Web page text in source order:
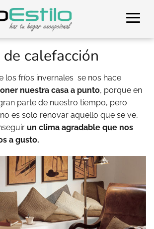
calefacción
los fríos invernales se nos hace
nuestra casa a punto, porque en
parte de nuestro tiempo, pero
es solo renovar aquello que se ve,
un clima agradable que nos
a gusto.